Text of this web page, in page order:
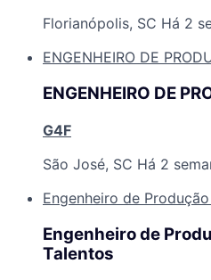
Florianópolis, SC Há 2
ENGENHEIRO DE
ENGENHEIRO DE
G4F
São José, SC Há 2
Engenheiro de
Engenheiro de
Talentos